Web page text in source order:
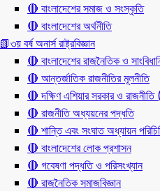
🔴 বাংলাদেশের সমাজ ও সংস্কৃতি
🔴 বাংলাদেশের অর্থনীতি
📗৩য় বর্ষ অনার্স রাষ্ট্রবিজ্ঞান
🔴 বাংলাদেশের রাজনৈতিক ও
🔴 আন্তর্জাতিক রাজনীতির মূলনীতি
🔴 দক্ষিণ এশিয়ার সরকার ও
🔴 রাজনীতি অধ্যয়নের পদ্ধতি
🔴 শান্তি এবং সংঘাত অধ্যায়ন
🔴 বাংলাদেশের লোক প্রশাসন
🔴 গবেষণা পদ্ধতি ও পরিসংখ্যান
🔴 রাজনৈতিক সমাজবিজ্ঞান